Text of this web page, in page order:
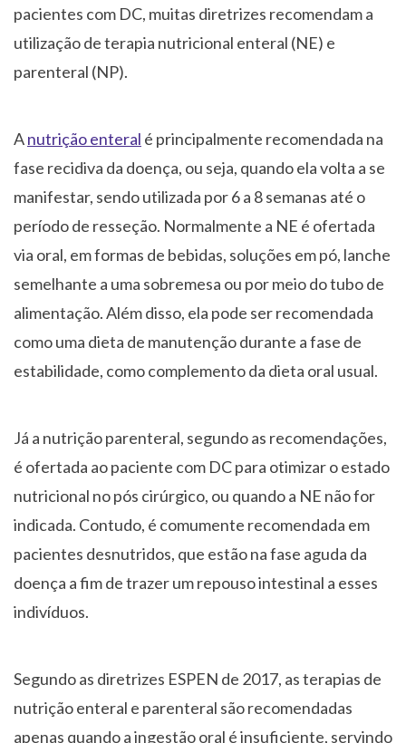
pacientes com DC, muitas diretrizes recomendam a
utilização de terapia nutricional enteral (NE) e
parenteral (NP).
Anutrição enteral é principalmente recomendada na
fase recidiva da doença, ou seja, quando ela volta a se
manifestar, sendo utilizada por 6 a 8 semanas até o
período de resseção. Normalmente a NE é ofertada
via oral, em formas de bebidas, soluções em pó, lanche
semelhante a uma sobremesa ou por meio do tubo de
alimentação. Além disso, ela pode ser recomendada
como uma dieta de manutenção durante a fase de
estabilidade, como complemento da dieta oral usual.
Já a nutrição parenteral, segundo as recomendações,
é ofertada ao paciente com DC para otimizar o estado
nutricional no pós cirúrgico, ou quando a NE não for
indicada. Contudo, é comumente recomendada em
pacientes desnutridos, que estão na fase aguda da
doença a fim de trazer um repouso intestinal a esses
indivíduos.
Segundo as diretrizes ESPEN de 2017, as terapias de
nutrição enteral e parenteral são recomendadas
apenas quando a ingestão oral é insuficiente, servindo